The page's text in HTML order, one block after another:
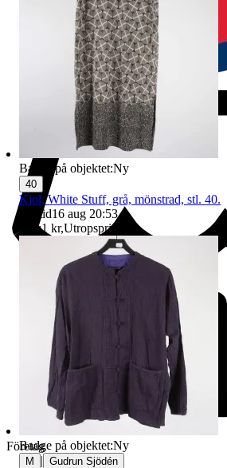
Företag
Badge på objektet:Ny
40
Kjol, White Stuff, grå, mönstrad, stl. 40.
Sluttid16 aug 20:53.
Pris:1 kr,Utropspris
Badge på objektet:Ny
M | Gudrun Sjödén